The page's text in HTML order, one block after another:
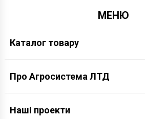
МЕНЮ
Каталог товару
Про Агросистема ЛТД
Наші проекти